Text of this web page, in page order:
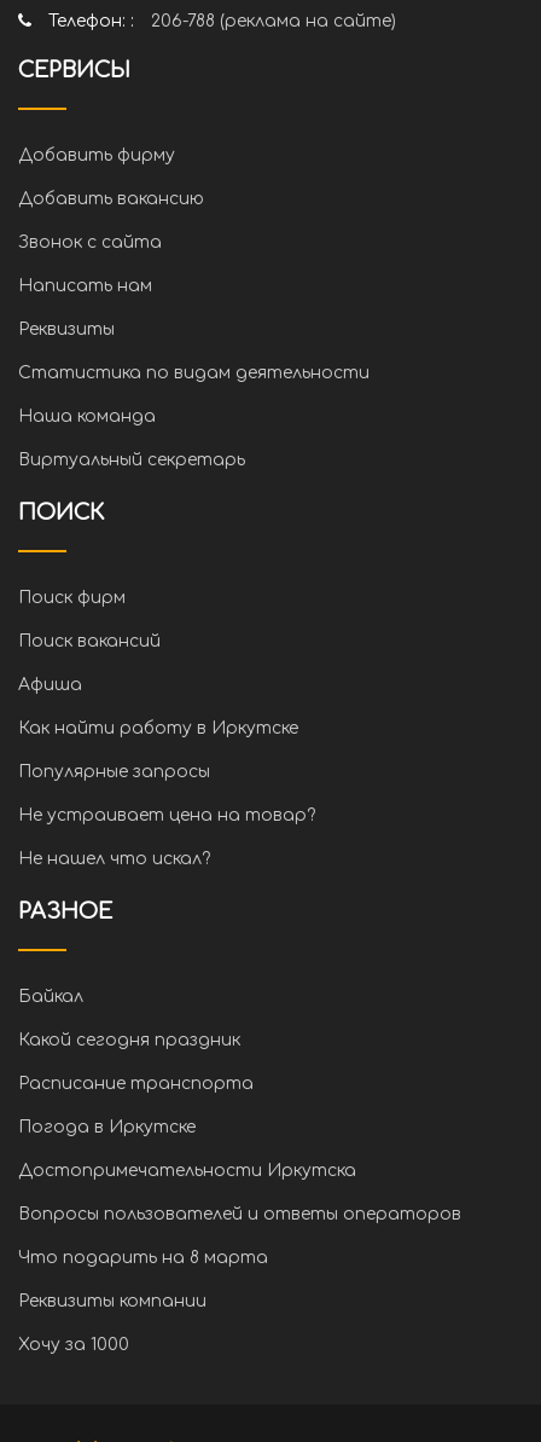
Телефон: :
206-788 (реклама на сайте)
СЕРВИСЫ
Добавить фирму
Добавить вакансию
Звонок с сайта
Написать нам
Реквизиты
Статистика по видам деятельности
Наша команда
Виртуальный секретарь
ПОИСК
Поиск фирм
Поиск вакансий
Афиша
Как найти работу в Иркутске
Популярные запросы
Не устраивает цена на товар?
Не нашел что искал?
РАЗНОЕ
Байкал
Какой сегодня праздник
Расписание транспорта
Погода в Иркутске
Достопримечательности Иркутска
Вопросы пользователей и ответы операторов
Что подарить на 8 марта
Реквизиты компании
Хочу за 1000